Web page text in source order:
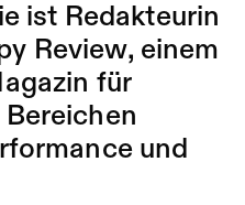
ist Redakteurin
Review, einem
für
und